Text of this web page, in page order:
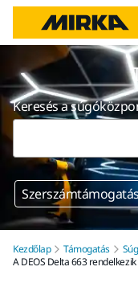
Keresés a
Kezdőlap Támogatás
A DEOS Delta 663